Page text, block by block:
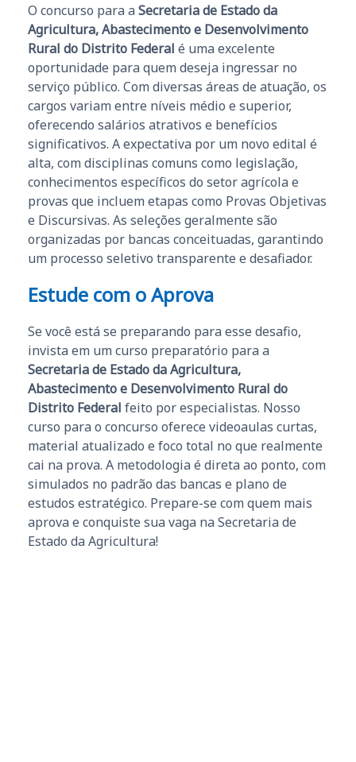
O concurso para a Secretaria de Estado da
Agricultura, Abastecimento e Desenvolvimento
Rural do Distrito Federal é uma excelente
oportunidade para quem deseja ingressar no
serviço público. Com diversas áreas de atuação, os
cargos variam entre níveis médio e superior,
oferecendo salários atrativos e benefícios
significativos. A expectativa por um novo edital é
alta, com disciplinas comuns como legislação,
conhecimentos específicos do setor agrícola e
provas que incluem etapas como Provas Objetivas
e Discursivas. As seleções geralmente são
organizadas por bancas conceituadas, garantindo
um processo seletivo transparente e desafiador.
Estude com o Aprova
Se você está se preparando para esse desafio,
invista em um curso preparatório para a
Secretaria de Estado da Agricultura,
Abastecimento e Desenvolvimento Rural do
Distrito Federal feito por especialistas. Nosso
curso para o concurso oferece videoaulas curtas,
material atualizado e foco total no que realmente
cai na prova. A metodologia é direta ao ponto, com
simulados no padrão das bancas e plano de
estudos estratégico. Prepare-se com quem mais
aprova e conquiste sua vaga na Secretaria de
Estado da Agricultura!